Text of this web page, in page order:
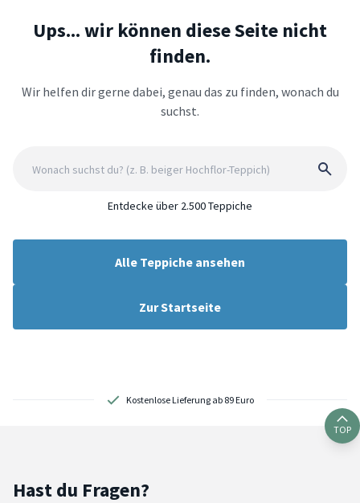
Ups... wir können diese Seite nicht
finden.
Wir helfen dir gerne dabei, genau das zu finden, wonach du
suchst.
Entdecke über 2.500 Teppiche
Alle Teppiche ansehen
Zur Startseite
Kostenlose Lieferung ab 89 Euro
TOP
Hast du Fragen?